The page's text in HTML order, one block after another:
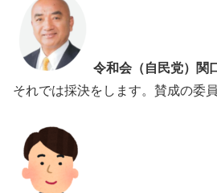
令和会（自民党）関
それでは採決をします。賛成の委